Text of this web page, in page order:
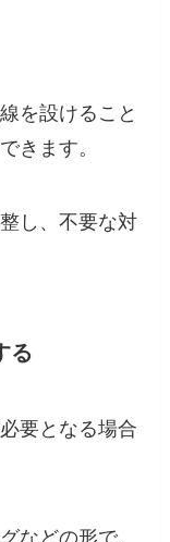
を設けること
きます。
し、不要な対
る
要となる場合
などの形で、